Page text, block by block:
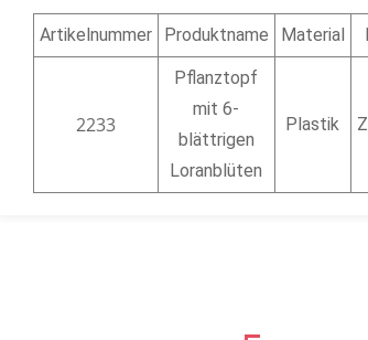
Artikelnummer Produktname Material
2233
Pflanztopf
mit 6-
blättrigen
Loranblüten
Plastik